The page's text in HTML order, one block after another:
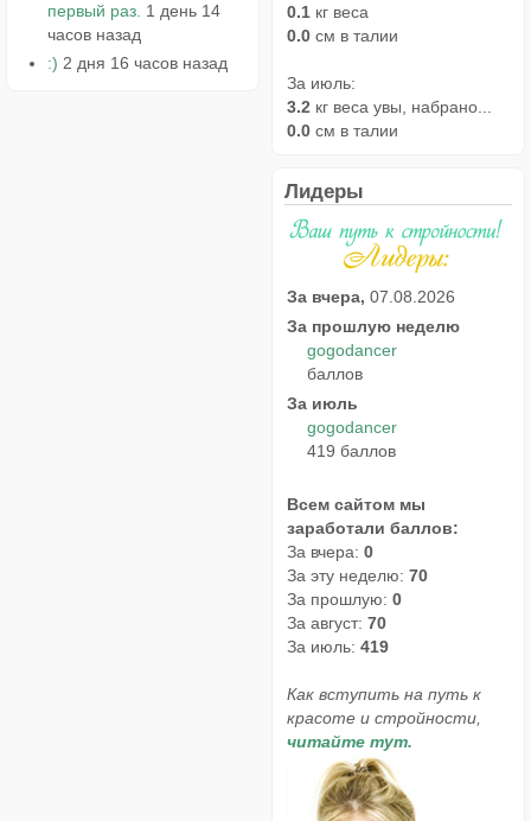
первый раз. 1 день 14
часов назад
:) 2 дня 16 часов назад
0.1 кг веса
0.0 см в талии
За июль:
3.2 кг веса увы, набрано...
0.0 см в талии
Лидеры
За вчера, 07.08.2026
За прошлую неделю
gogodancer
баллов
За июль
gogodancer
419 баллов
Всем сайтом мы
заработали баллов:
За вчера: 0
За эту неделю: 70
За прошлую: 0
За август: 70
За июль: 419
Как вступить на путь к
красоте и стройности,
читайте тут.